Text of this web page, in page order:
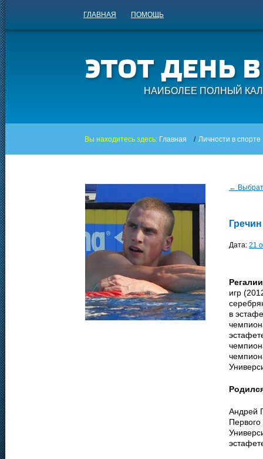
ГЛАВНАЯ ПОМОЩЬ
НАИБОЛЕЕ ПОЛНЫЙ
Вы находитесь здесь: Главная / Личности в спорте
←
Дата: 21
игр
в
Андрей